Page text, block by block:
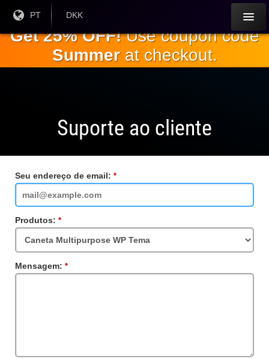
principal
Língua
PT
Moeda
DKK
Get 25% OFF!Use coupon code
Summerat checkout.
Suporte ao cliente
Seu endereço de email:
obrigatório
Produtos:
obrigatório
Mensagem:
obrigatório